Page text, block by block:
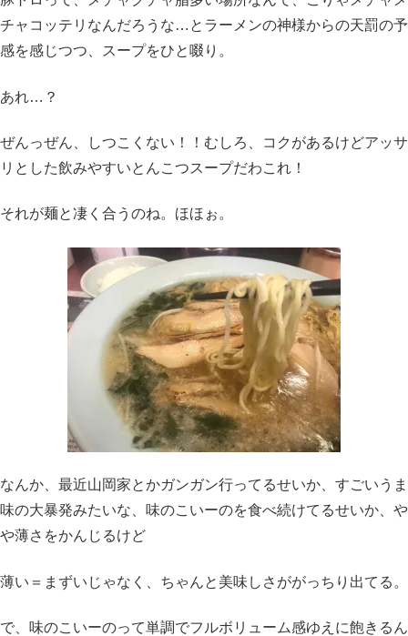
チャコッテリなんだろうな…とラーメンの神様からの天罰の予
感を感じつつ、スープをひと啜り。
あれ…？
ぜんっぜん、しつこくない！！むしろ、コクがあるけどアッサ
リとした飲みやすいとんこつスープだわこれ！
それが麺と凄く合うのね。ほほぉ。
なんか、最近山岡家とかガンガン行ってるせいか、すごいうま
味の大暴発みたいな、味のこいーのを食べ続けてるせいか、や
や薄さをかんじるけど
薄い＝まずいじゃなく、ちゃんと美味しさががっちり出てる。
で、味のこいーのって単調でフルボリューム感ゆえに飽きるん